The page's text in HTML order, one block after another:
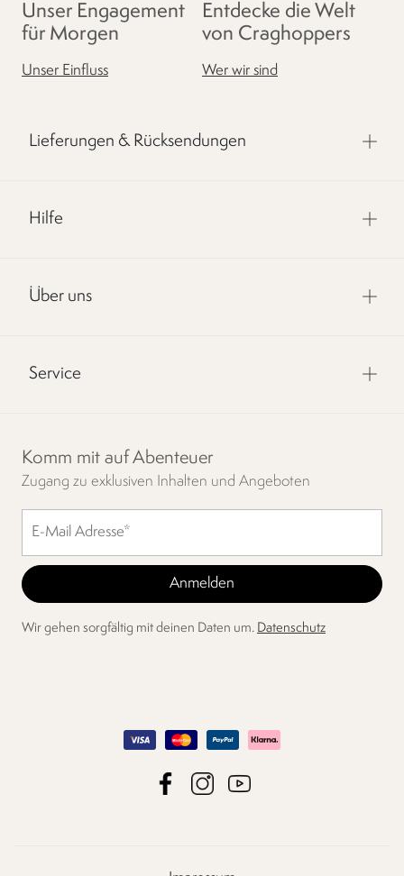
Unser Engagement
für Morgen
Unser Einfluss
Entdecke die Welt
von Craghoppers
Wer wir sind
Lieferungen & Rücksendungen
Hilfe
Über uns
Service
Komm mit auf Abenteuer
Zugang zu exklusiven Inhalten und Angeboten
Wir gehen sorgfältig mit deinen Daten um. Datenschutz